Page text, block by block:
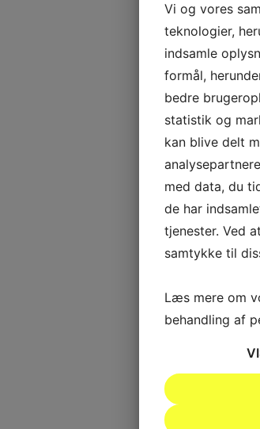
Vi og vores
teknologier,
indsamle
formål,
bedre
statistik og
kan blive delt
med data, du
de har
tjenester. Ved
samtykke til
Læs mere om
behandling af